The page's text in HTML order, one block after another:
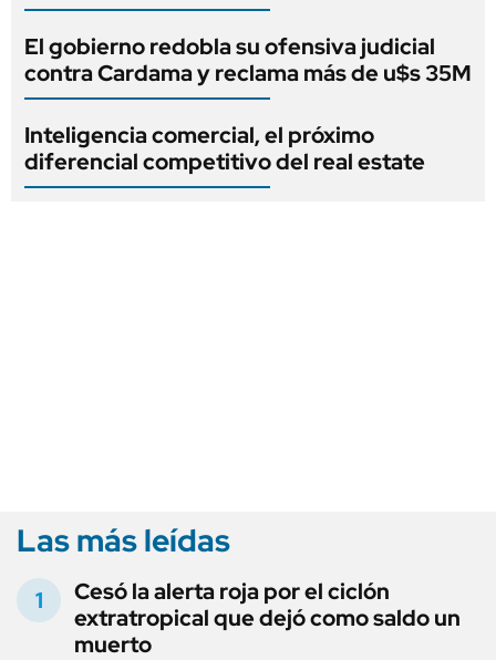
El gobierno redobla su ofensiva judicial
contra Cardama y reclama más de u$s 35M
Inteligencia comercial, el próximo
diferencial competitivo del real estate
Las más leídas
Cesó la alerta roja por el ciclón
extratropical que dejó como saldo un
muerto